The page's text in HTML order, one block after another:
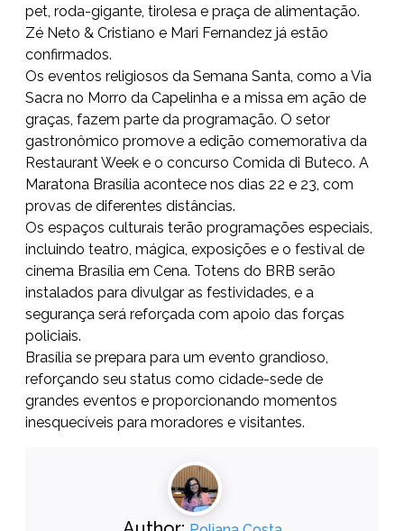
pet, roda-gigante, tirolesa e praça de alimentação.
Zé Neto & Cristiano e Mari Fernandez já estão
confirmados.
Os eventos religiosos da Semana Santa, como a Via
Sacra no Morro da Capelinha e a missa em ação de
graças, fazem parte da programação. O setor
gastronômico promove a edição comemorativa da
Restaurant Week e o concurso Comida di Buteco. A
Maratona Brasília acontece nos dias 22 e 23, com
provas de diferentes distâncias.
Os espaços culturais terão programações especiais,
incluindo teatro, mágica, exposições e o festival de
cinema Brasília em Cena. Totens do BRB serão
instalados para divulgar as festividades, e a
segurança será reforçada com apoio das forças
policiais.
Brasília se prepara para um evento grandioso,
reforçando seu status como cidade-sede de
grandes eventos e proporcionando momentos
inesquecíveis para moradores e visitantes.